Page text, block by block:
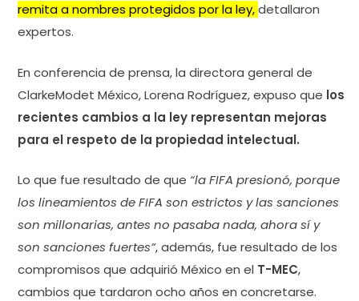
remita a nombres protegidos por la ley,detallaron
expertos.
En conferencia de prensa, la directora general de
ClarkeModet México, Lorena Rodríguez, expuso que los
recientes cambios a la ley representan mejoras
para el respeto de la propiedad intelectual.
Lo que fue resultado de que “la FIFA presionó, porque
los lineamientos de FIFA son estrictos y las sanciones
son millonarias, antes no pasaba nada, ahora sí y
son sanciones fuertes”, además, fue resultado de los
compromisos que adquirió México en el T-MEC,
cambios que tardaron ocho años en concretarse.